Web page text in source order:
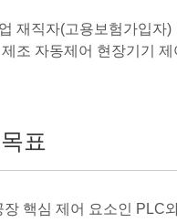
재직자(고용보험가입자)
조 자동제어 현장기기
표
장 핵심 제어 요소인 PLC